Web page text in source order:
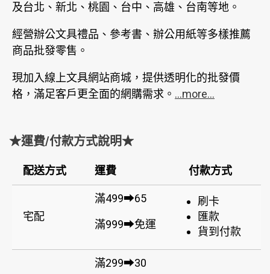
及台北、新北、桃園、台中、高雄、台南等地。
經營辦公文具禮品、參考書、辦公用紙等多樣推薦
商品批發零售。
現加入線上文具網站商城，提供透明化的批發價
格，滿足客戶更全面的網購需求。 ...more...
★運費/付款方式說明★
配送方式 運費 付款方式
宅配
滿499➡65
滿999➡免運
刷卡
匯款
貨到付款
滿299➡30